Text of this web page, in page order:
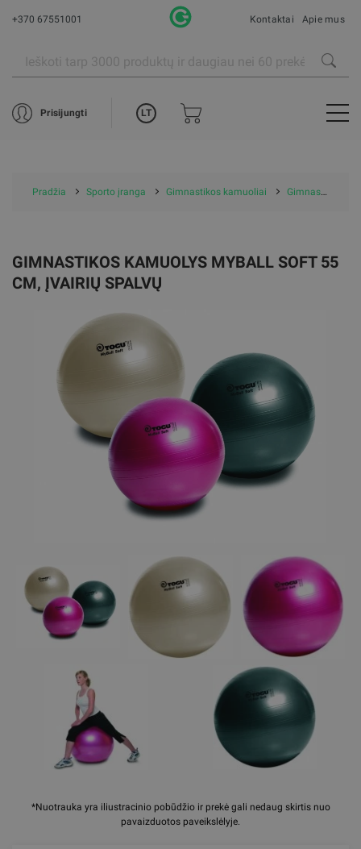
+370 67551001 Kontaktai Apie mus
Prisijungti LT
Pradžia Sporto įranga Gimnastikos kamuoliai Gimnastikos kamuolys MyBall Soft 55 cm, Įvairių spalvų
*Nuotrauka yra iliustracinio pobūdžio ir prekė gali nedaug skirtis nuo
pavaizduotos paveikslėlyje.
GIMNASTIKOS KAMUOLYS MYBALL SOFT 55
CM, ĮVAIRIŲ SPALVŲ